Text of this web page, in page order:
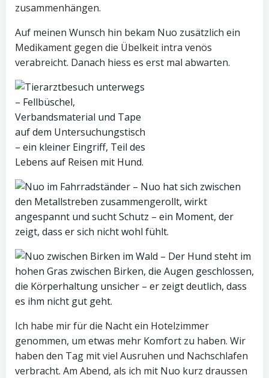
zusammenhängen.
Auf meinen Wunsch hin bekam Nuo zusätzlich ein
Medikament gegen die Übelkeit intra venös
verabreicht. Danach hiess es erst mal abwarten.
Ich habe mir für die Nacht ein Hotelzimmer
genommen, um etwas mehr Komfort zu haben. Wir
haben den Tag mit viel Ausruhen und Nachschlafen
verbracht. Am Abend, als ich mit Nuo kurz draussen